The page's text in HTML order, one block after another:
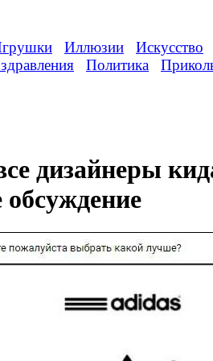
Иллюзии Искусство
Политика
дизайнеры